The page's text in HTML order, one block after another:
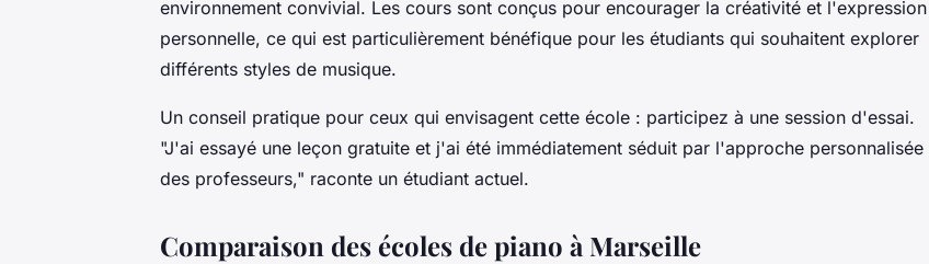
environnement convivial. Les cours sont conçus pour encourager la créativité et l'expression
personnelle, ce qui est particulièrement bénéfique pour les étudiants qui souhaitent explorer
différents styles de musique.
Un conseil pratique pour ceux qui envisagent cette école : participez à une session d'essai.
"J'ai essayé une leçon gratuite et j'ai été immédiatement séduit par l'approche personnalisée
des professeurs," raconte un étudiant actuel.
Comparaison des écoles de piano à Marseille